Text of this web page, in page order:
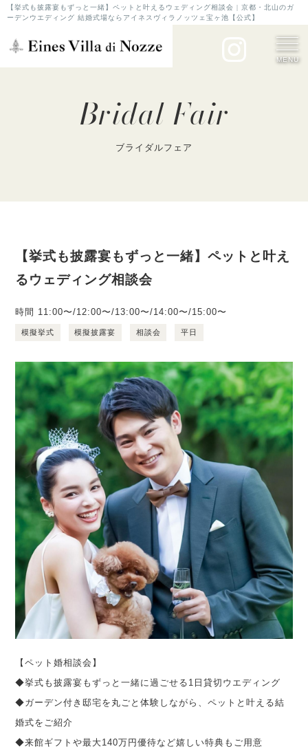
【挙式も披露宴もずっと一緒】ペットと叶えるウェディング相談会 | 京都・北山のガ
ーデンウエディング 結婚式場ならアイネスヴィラノッツェ宝ヶ池【公式】
MENU
Bridal Fair
ブライダルフェア
【挙式も披露宴もずっと一緒】ペットと叶え
るウェディング相談会
時間 11:00〜/12:00〜/13:00〜/14:00〜/15:00〜
模擬挙式 模擬披露宴 相談会 平日
【ペット婚相談会】
◆挙式も披露宴もずっと一緒に過ごせる1日貸切ウエディング
◆ガーデン付き邸宅を丸ごと体験しながら、ペットと叶える結
婚式をご紹介
◆来館ギフトや最大140万円優待など嬉しい特典もご用意